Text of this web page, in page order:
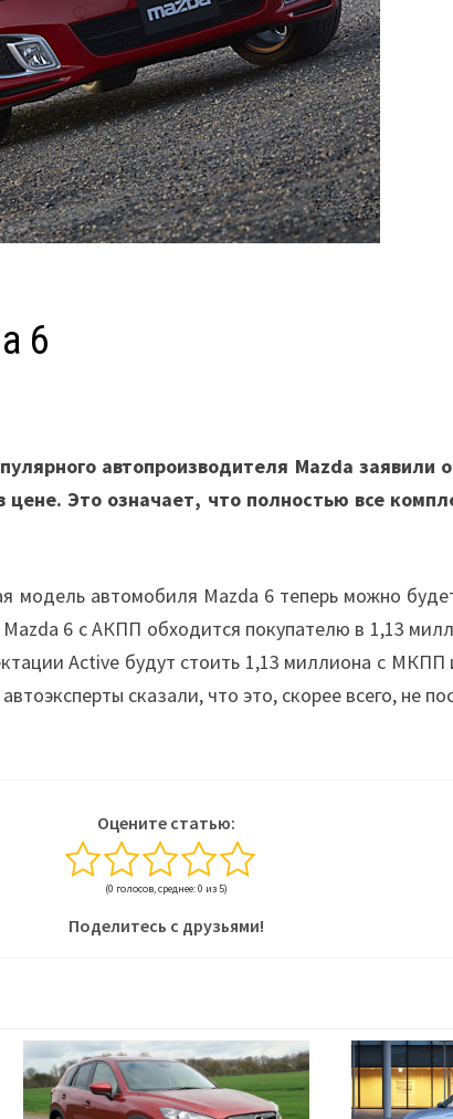
6
автопроизводителя Mazda заявили
цене. Это означает, что полностью все
модель автомобиля Mazda 6 теперь можно
6 с АКПП обходится покупателю в 1,13
Active будут стоить 1,13 миллиона с МКПП
сказали, что это, скорее всего, не
Оцените статью:
(0 голосов, среднее: 0 из 5)
Поделитесь с друзьями!